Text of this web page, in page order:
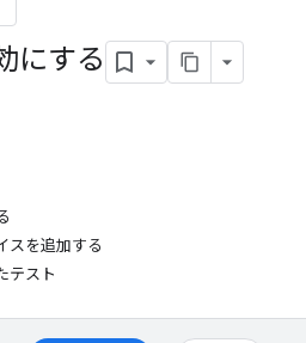
にする
スを追加する
テスト